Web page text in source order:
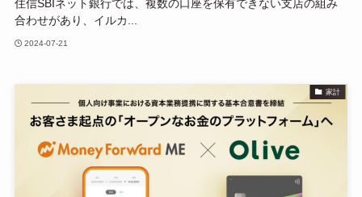
住信SBIネット銀行では、複数の口座を保有できない支店の組み
合わせがあり、イルカ...
2024-07-21
家計